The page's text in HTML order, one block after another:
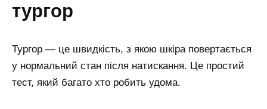
тургор
Тургор — це швидкість, з якою шкіра повертається
у нормальний стан після натискання. Це простий
тест, який багато хто робить удома.